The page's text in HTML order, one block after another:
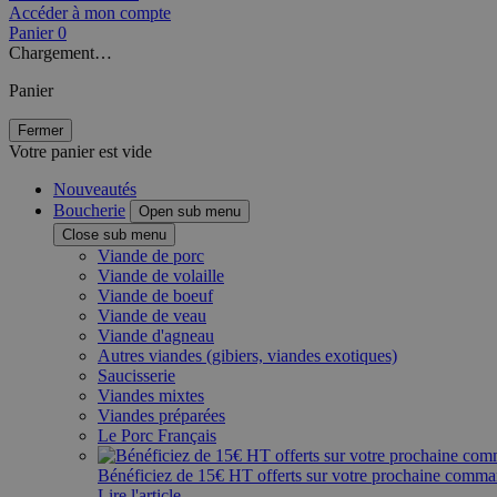
Accéder à mon compte
Panier 0
Chargement…
Panier
Fermer
Votre panier est vide
Nouveautés
Boucherie
Open sub menu
Close sub menu
Viande de porc
Viande de volaille
Viande de boeuf
Viande de veau
Viande d'agneau
Autres viandes (gibiers, viandes exotiques)
Saucisserie
Viandes mixtes
Viandes préparées
Le Porc Français
Bénéficiez de 15€ HT offerts sur votre prochaine